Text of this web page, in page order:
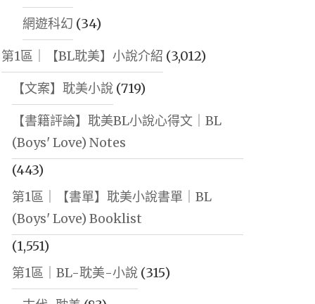
網遊科幻 (34)
第1區｜【BL耽美】小說介紹 (3,012)
【文案】耽美小說(719)
【書籍評論】耽美BL小說心得文｜BL
(Boys' Love) Notes
(443)
第1區｜【書單】耽美小說書單｜BL
(Boys' Love) Booklist
(1,551)
第1區｜BL-耽美-小說(315)